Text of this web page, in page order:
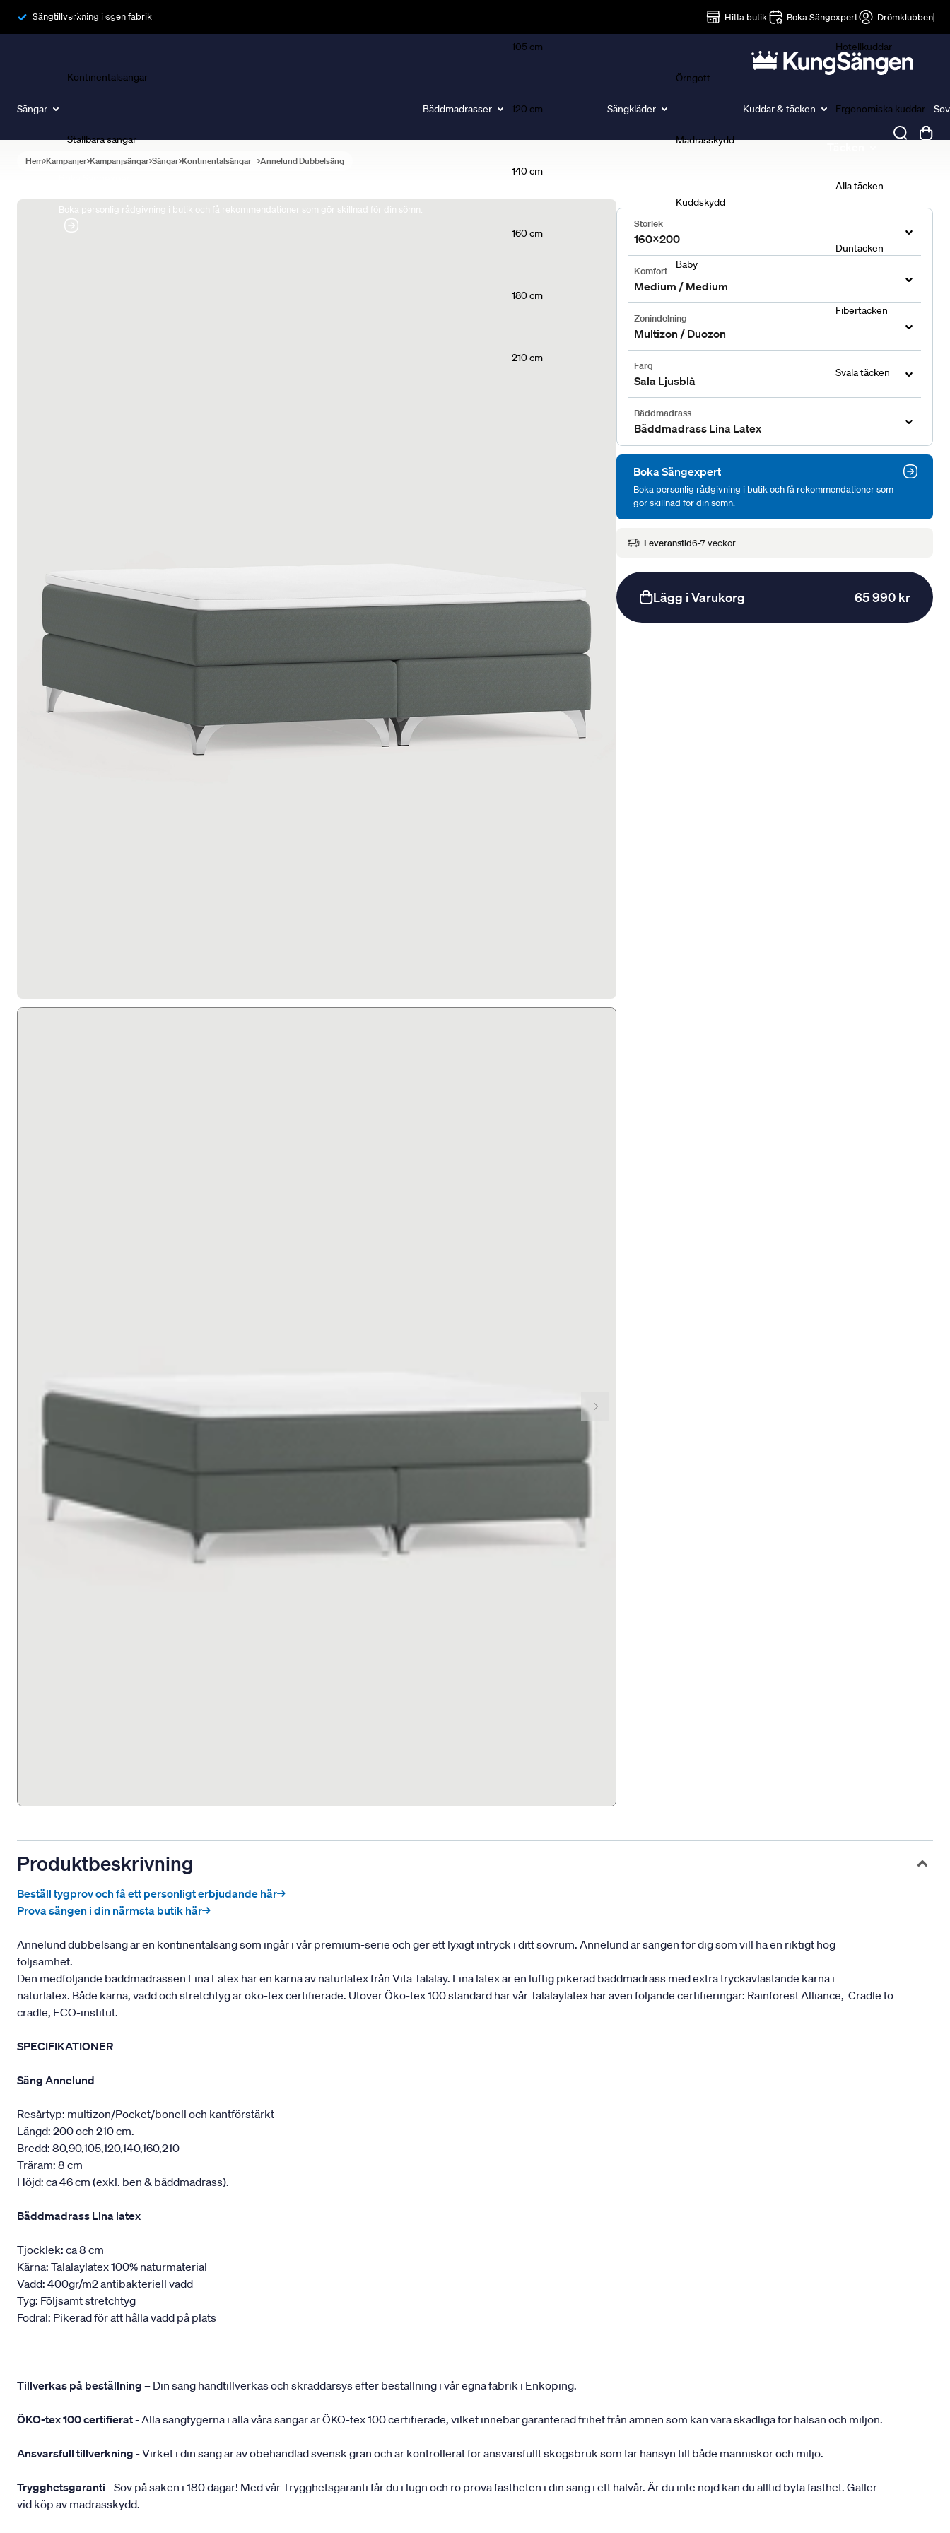
Sängtillverkning i egen fabrik Hitta butik Boka Sängexpert Drömklubben
Sängar
Ramsängar
Kontinentalsängar
Ställbara sängar
Boka personlig rådgivning i butik och få rekommendationer som gör skillnad för din sömn.
Bäddmadrasser
105 cm
120 cm
140 cm
160 cm
180 cm
210 cm
Sängkläder
Örngott
Madrasskydd
Kuddskydd
Baby
Kuddar & täcken
Hotellkuddar
Ergonomiska kuddar
Alla täcken
Duntäcken
Fibertäcken
Svala täcken
Hem Kampanjer Kampanjsängar Sängar Kontinentalsängar Annelund Dubbelsäng
Storlek
160x200
Komfort
Medium / Medium
Zonindelning
Multizon / Duozon
Färg
Sala Ljusblå
Bäddmadrass
Bäddmadrass Lina Latex
Boka Sängexpert
Boka personlig rådgivning i butik och få rekommendationer som
gör skillnad för din sömn.
Leveranstid6-7 veckor
Lägg i Varukorg 65 990 kr
Produktbeskrivning
Beställ tygprov och få ett personligt erbjudande här→
Prova sängen i din närmsta butik här→
Annelund dubbelsäng är en kontinentalsäng som ingår i vår premium-serie och ger ett lyxigt intryck i ditt sovrum. Annelund är sängen för dig som vill ha en riktigt hög
följsamhet.
Den medföljande bäddmadrassen Lina Latex har en kärna av naturlatex från Vita Talalay. Lina latex är en luftig pikerad bäddmadrass med extra tryckavlastande kärna i
naturlatex. Både kärna, vadd och stretchtyg är öko-tex certifierade. Utöver Öko-tex 100 standard har vår Talalaylatex har även följande certifieringar: Rainforest Alliance, Cradle to
cradle, ECO-institut.
SPECIFIKATIONER
Säng Annelund
Resårtyp: multizon/Pocket/bonell och kantförstärkt
Längd: 200 och 210 cm.
Bredd: 80,90,105,120,140,160,210
Träram: 8 cm
Höjd: ca 46 cm (exkl. ben & bäddmadrass).
Bäddmadrass Lina latex
Tjocklek: ca 8 cm
Kärna: Talalaylatex 100% naturmaterial
Vadd: 400gr/m2 antibakteriell vadd
Tyg: Följsamt stretchtyg
Fodral: Pikerad för att hålla vadd på plats
Tillverkas på beställning – Din säng handtillverkas och skräddarsys efter beställning i vår egna fabrik i Enköping.
ÖKO-tex 100 certifierat- Alla sängtygerna i alla våra sängar är ÖKO-tex 100 certifierade, vilket innebär garanterad frihet från ämnen som kan vara skadliga för hälsan och miljön.
Ansvarsfull tillverkning - Virket i din säng är av obehandlad svensk gran och är kontrollerat för ansvarsfullt skogsbruk som tar hänsyn till både människor och miljö.
Trygghetsgaranti - Sov på saken i 180 dagar! Med vår Trygghetsgaranti får du i lugn och ro prova fastheten i din säng i ett halvår. Är du inte nöjd kan du alltid byta fasthet. Gäller
vid köp av madrasskydd.